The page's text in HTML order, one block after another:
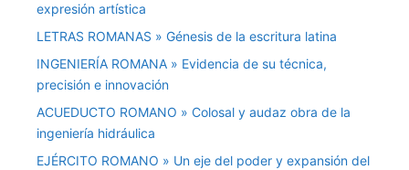
expresión artística
LETRAS ROMANAS » Génesis de la escritura latina
INGENIERÍA ROMANA » Evidencia de su técnica,
precisión e innovación
ACUEDUCTO ROMANO » Colosal y audaz obra de la
ingeniería hidráulica
EJÉRCITO ROMANO » Un eje del poder y expansión del